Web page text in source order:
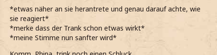
*die Hälfte jetzt leer ist*
*mich etwas befangen fühle*
*das ganze gar nicht Mal mehr so schlimm finde*
*etwas näher an sie herantrete und genau darauf achte, wie
sie reagiert*
*merke dass der Trank schon etwas wirkt*
*meine Stimme nun sanfter wird*